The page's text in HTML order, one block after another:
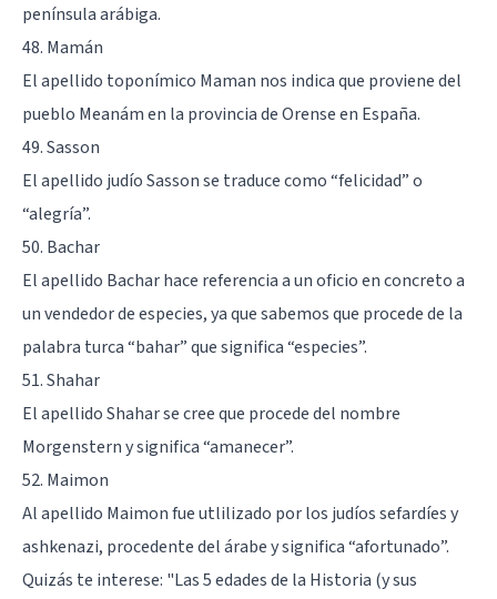
península arábiga.
48. Mamán
El apellido toponímico Maman nos indica que proviene del
pueblo Meanám en la provincia de Orense en España.
49. Sasson
El apellido judío Sasson se traduce como “felicidad” o
“alegría”.
50. Bachar
El apellido Bachar hace referencia a un oficio en concreto a
un vendedor de especies, ya que sabemos que procede de la
palabra turca “bahar” que significa “especies”.
51. Shahar
El apellido Shahar se cree que procede del nombre
Morgenstern y significa “amanecer”.
52. Maimon
Al apellido Maimon fue utlilizado por los judíos sefardíes y
ashkenazi, procedente del árabe y significa “afortunado”.
Quizás te interese: "Las 5 edades de la Historia (y sus